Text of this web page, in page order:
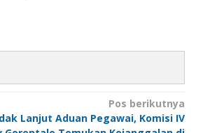
Pos berikutnya
Lanjut Aduan Pegawai, Komisi IV